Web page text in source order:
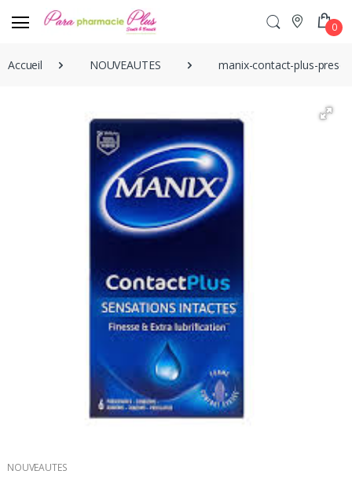
0
Accueil NOUVEAUTES manix-contact-plus-
NOUVEAUTES